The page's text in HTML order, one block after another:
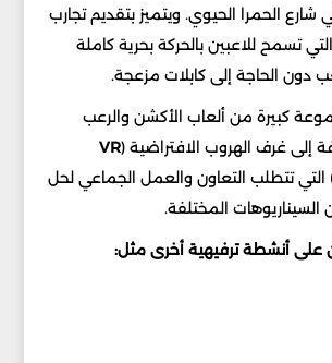
شارع الحمرا الحيوي. ويتميز بتقديم تجارب
التي تسمح للاعبين بالحركة بحرية كاملة
دون الحاجة إلى كابلات مزعجة.
كبيرة من ألعاب الأكشن والرعب
إلى غرف الهروب الافتراضية (VR
التي تتطلب التعاون والعمل الجماعي لحل
السيناريوهات المختلفة.
على أنشطة ترفيهية أخرى مثل: